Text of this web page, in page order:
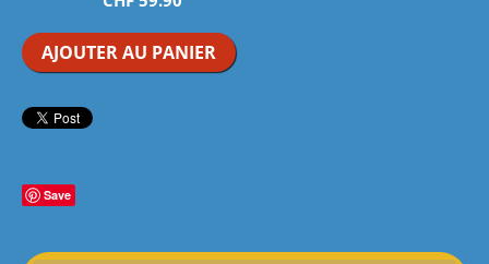
AJOUTER AU PANIER
Save